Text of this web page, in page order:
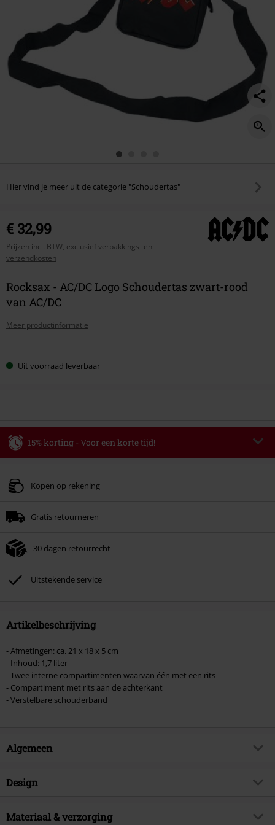
Hier vind je meer uit de categorie "Schoudertas"
€ 32,99
Prijzen incl. BTW, exclusief verpakkings- en
verzendkosten
Rocksax - AC/DC Logo Schoudertas zwart-rood
van AC/DC
Meer productinformatie
je Uit voorraad leverbaar
15% korting - Voor een korte tijd!
Geldig t/m 09-08-2026
Zodra je de code hebt ingevoerd, wordt de korting automatisch verrekend in
Kan niet gecombineerd worden met andere kortingscodes. Boeken, media,
Toten Hosen, Metality, cadeaubonnen en artikelen met een inbegrepen
donatie zijn uitgesloten van de korting.
Kopen op rekening
Gratis retourneren
30 dagen retourrecht
Uitstekende service
Artikelbeschrijving
- Afmetingen: ca. 21 x 18 x 5 cm
- Inhoud: 1,7 liter
- Twee interne compartimenten waarvan één met een rits
- Compartiment met rits aan de achterkant
- Verstelbare schouderband
Algemeen
Artikelnr.
Muziekgenre
Design
Producttype
Materiaal & verzorging